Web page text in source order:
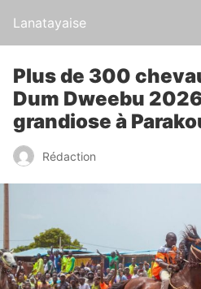
Lanatayaise
Plus de 300
Dum Dweebu
grandiose à
Rédaction